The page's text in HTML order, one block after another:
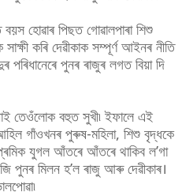
হোৱাৰ পিছত গোৱালপাৰা শিশু
কৰি দেৱীকাক সম্পূৰ্ণ আইনৰ নীতি
পৰিধানেৰে পুনৰ ৰাজুৰ লগত বিয়া দি
তেওঁলোক বহুত সুখী৷ ইফালে এই
গাঁওখনৰ পুৰুষ-মহিলা, শিশু বৃদ্ধকে
যুগল আঁতৰে আঁতৰে থাকিব ল’গা
পুনৰ মিলন হ’ল ৰাজু আৰু দেৱীকাৰ।